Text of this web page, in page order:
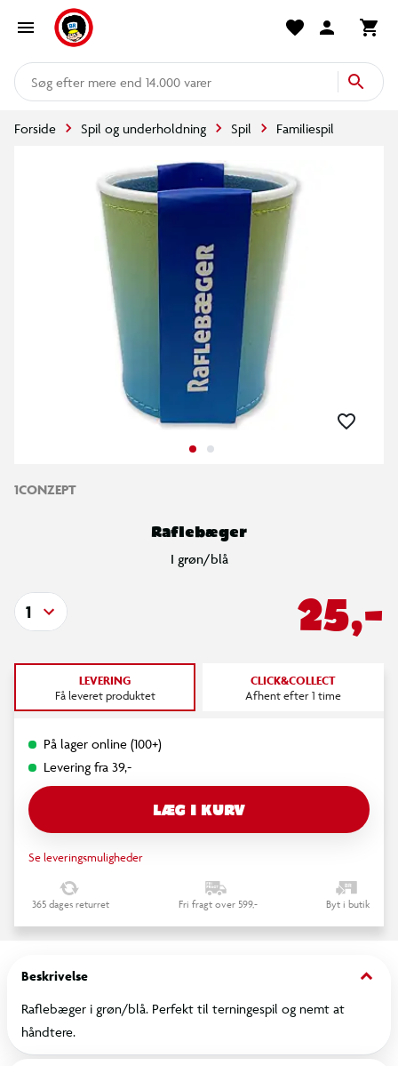
mere end 14.000 varer
Forside Spil og underholdning Spil Familiespil
1CONZEPT
Raflebæger
I grøn/blå
25,-
1
LEVERING
Få leveret produktet
CLICK&COLLECT
Afhent efter 1 time
På lager online (100+)
Levering fra 39,-
LÆG I KURV
Se leveringsmuligheder
365 dages returret Fri fragt over 599,- Byt i butik
Beskrivelse keyboard_arrow_down
Raflebæger i grøn/blå. Perfekt til terningespil og nemt at
håndtere.